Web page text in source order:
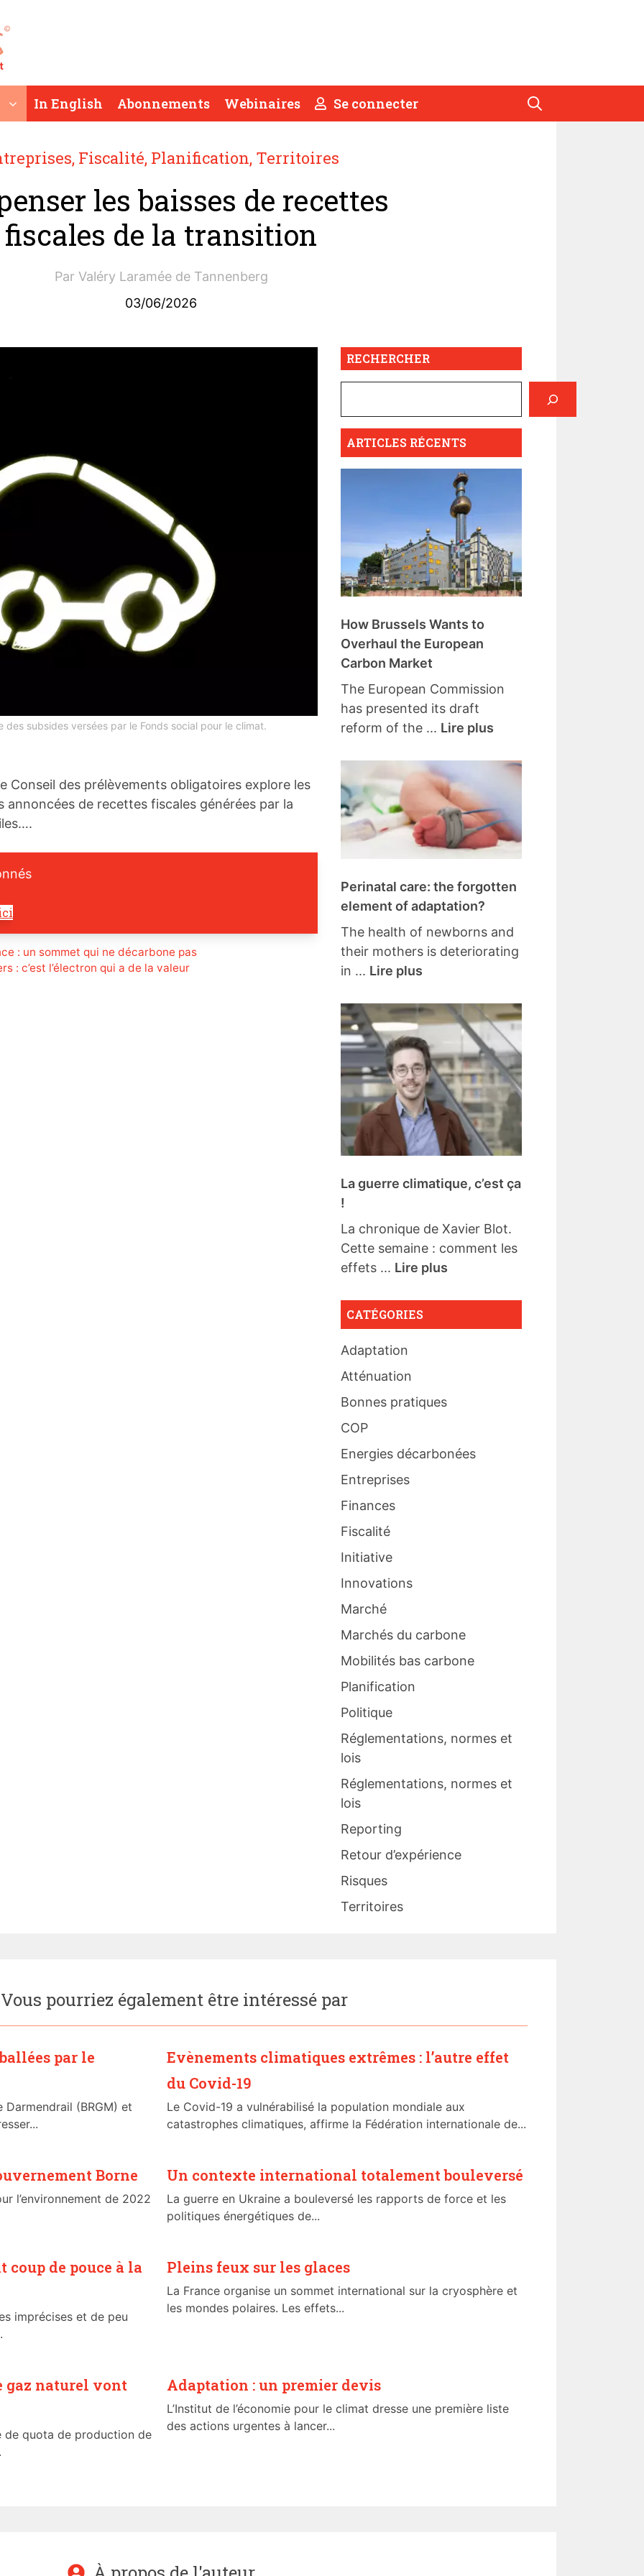
In English Abonnements Webinaires Se connecter
, Fiscalité, Planification, Territoires
les baisses de recettes
fiscales de la transition
Par Valéry Laramée de Tannenberg
03/06/2026
subsides versées par le Fonds social pour le climat.
Conseil des prélèvements obligatoires explore les
annoncées de recettes fiscales générées par la
: un sommet qui ne décarbone pas
: c’est l’électron qui a de la valeur
RECHERCHER
ARTICLES RÉCENTS
How Brussels Wants to
Overhaul the European
Carbon Market
The European Commission
has presented its draft
reform of the ... Lire plus
Perinatal care: the forgotten
element of adaptation?
The health of newborns and
their mothers is deteriorating
in ... Lire plus
La guerre climatique, c’est ça
!
La chronique de Xavier Blot.
Cette semaine : comment les
effets ... Lire plus
CATÉGORIES
Adaptation
Atténuation
Bonnes pratiques
COP
Energies décarbonées
Entreprises
Finances
Fiscalité
Initiative
Innovations
Marché
Marchés du carbone
Mobilités bas carbone
Planification
Politique
Réglementations, normes et
lois
Réglementations, normes et
lois
Reporting
Retour d’expérience
Risques
Territoires
Vous pourriez également être intéressé par
par le
Darmendrail (BRGM) et
Evènements climatiques extrêmes : l’autre effet
du Covid-19
Le Covid-19 a vulnérabilisé la population mondiale aux
catastrophes climatiques, affirme la Fédération internationale de...
Borne
l’environnement de 2022
Un contexte international totalement bouleversé
La guerre en Ukraine a bouleversé les rapports de force et les
politiques énergétiques de...
coup de pouce à la
imprécises et de peu
Pleins feux sur les glaces
La France organise un sommet international sur la cryosphère et
les mondes polaires. Les effets...
gaz naturel vont
de quota de production de
Adaptation : un premier devis
L’Institut de l’économie pour le climat dresse une première liste
des actions urgentes à lancer...